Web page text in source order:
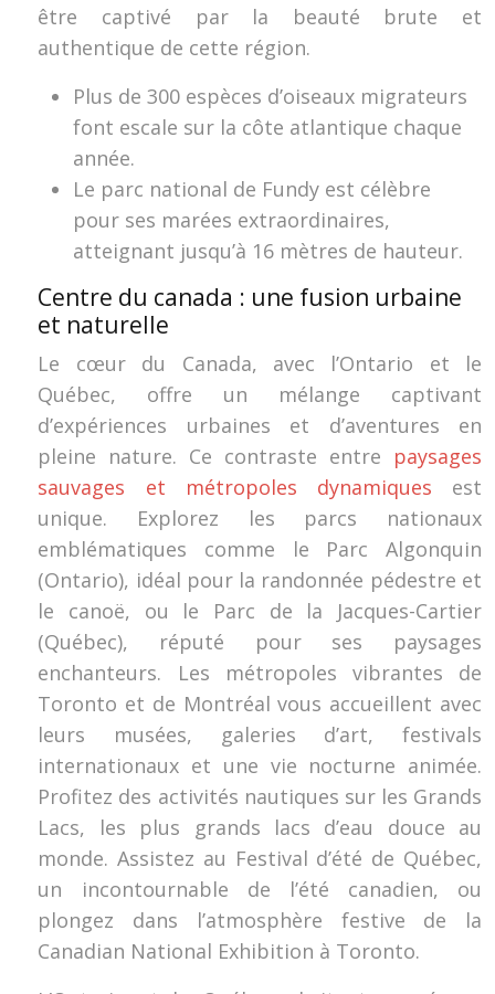
être captivé par la beauté brute et
authentique de cette région.
Plus de 300 espèces d’oiseaux migrateurs
font escale sur la côte atlantique chaque
année.
Le parc national de Fundy est célèbre
pour ses marées extraordinaires,
atteignant jusqu’à 16 mètres de hauteur.
Centre du canada : une fusion urbaine
et naturelle
Le cœur du Canada, avec l’Ontario et le
Québec, offre un mélange captivant
d’expériences urbaines et d’aventures en
pleine nature. Ce contraste entre paysages
sauvages et métropoles dynamiques est
unique. Explorez les parcs nationaux
emblématiques comme le Parc Algonquin
(Ontario), idéal pour la randonnée pédestre et
le canoë, ou le Parc de la Jacques-Cartier
(Québec), réputé pour ses paysages
enchanteurs. Les métropoles vibrantes de
Toronto et de Montréal vous accueillent avec
leurs musées, galeries d’art, festivals
internationaux et une vie nocturne animée.
Profitez des activités nautiques sur les Grands
Lacs, les plus grands lacs d’eau douce au
monde. Assistez au Festival d’été de Québec,
un incontournable de l’été canadien, ou
plongez dans l’atmosphère festive de la
Canadian National Exhibition à Toronto.